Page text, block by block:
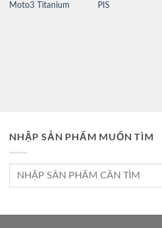
Moto3 Titanium
PIS
NHẬP SẢN PHẨM MUỐN TÌM
Tìm